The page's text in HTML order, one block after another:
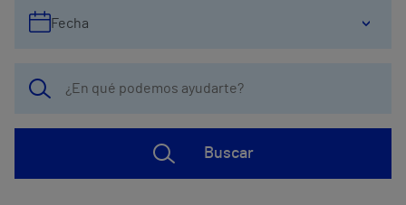
Fecha
Buscar